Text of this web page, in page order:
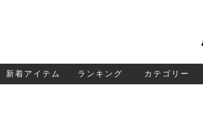
新着アイテム ランキング カテゴリー